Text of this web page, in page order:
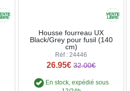
Housse fourreau UX
Black/Grey pour fusil (140
cm)
Réf : 24446
26.95€ 32.00€
En stock, expédié sous